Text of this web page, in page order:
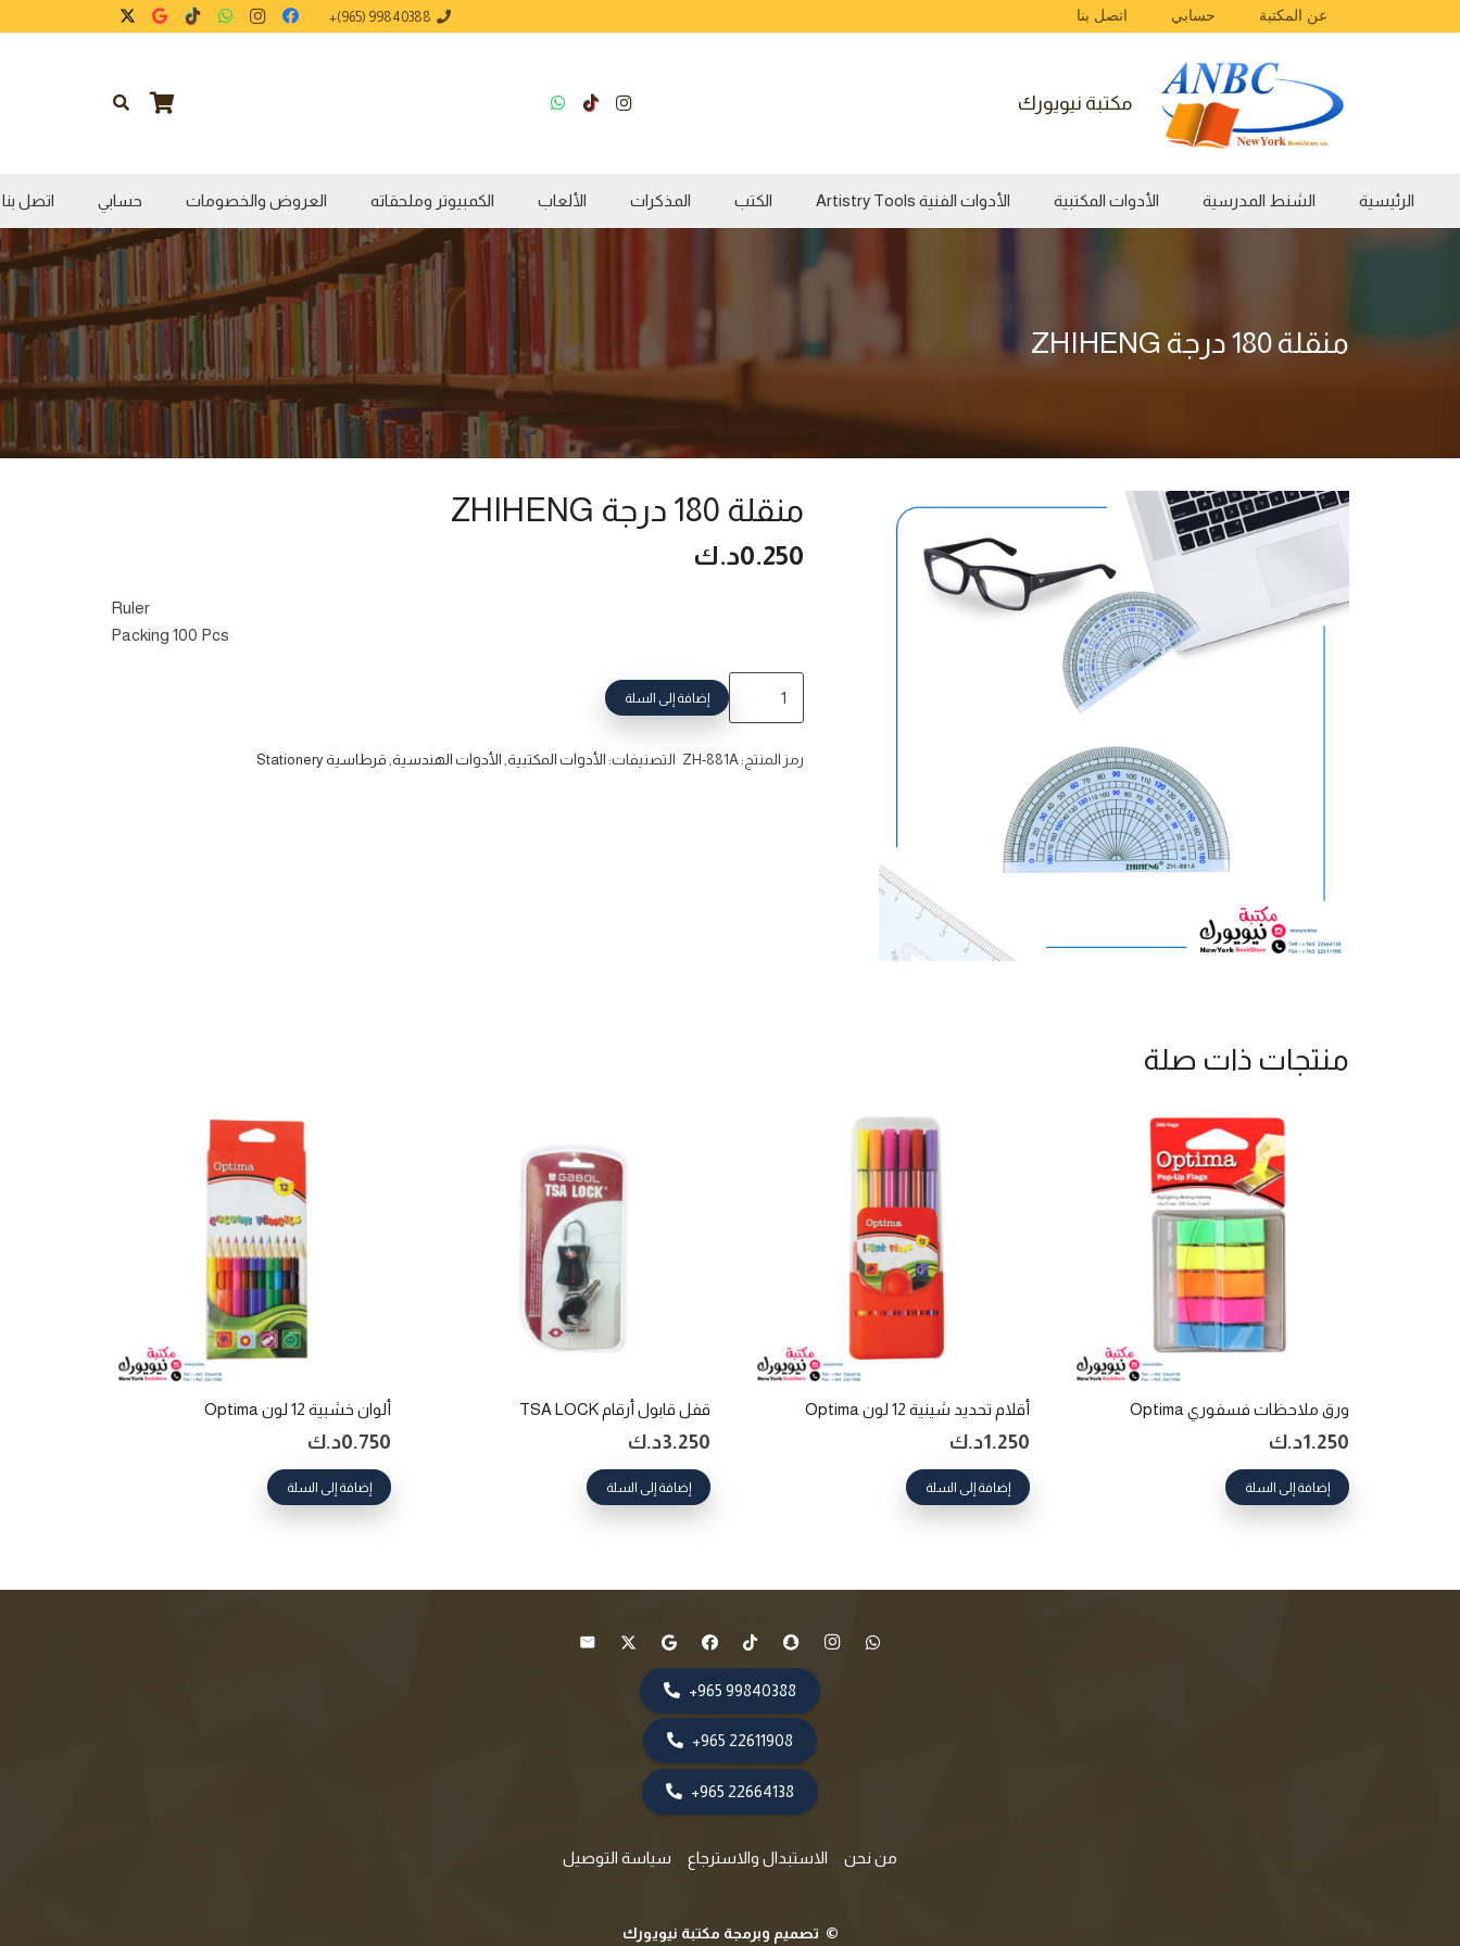
عن المكتبة حسابي اتصل بنا 99840388 (965)+
مكتبة نيويورك
الرئيسية الشنط المدرسية الأدوات المكتبية الأدوات الفنية Artistry Tools الكتب المذكرات الألعاب الكمبيوتر وملحقاته العروض والخصومات حسابي اتصل بنا
منقلة 180 درجة ZHIHENG
منقلة 180 درجة ZHIHENG
0.250د.ك
Ruler
Packing 100 Pcs
إضافة إلى السلة
رمز المنتج:ZH-881A التصنيفات: الأدوات المكتبية الأدوات الهندسية قرطاسية Stationery
منتجات ذات صلة
ورق ملاحظات فسفوري Optima
1.250د.ك
إضافة إلى السلة
أقلام تحديد شينية 12 لون Optima
1.250د.ك
إضافة إلى السلة
قفل قابول أرقام TSA LOCK
3.250د.ك
إضافة إلى السلة
ألوان خشبية 12 لون Optima
0.750د.ك
إضافة إلى السلة
99840388 965+
22611908 965+
22664138 965+
من نحن الاستبدال والاسترجاع سياسة التوصيل
© تصميم وبرمجة مكتبة نيويورك